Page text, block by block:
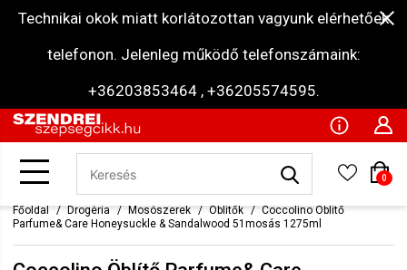
Technikai okok miatt korlátozottan vagyunk elérhetőek
telefonon. Jelenleg működő telefonszámaink:
+36203853464 , +36205574595.
0
Főoldal Drogéria Mosószerek Öblítők
Coccolino Öblítő
Parfume& Care Honeysuckle & Sandalwood 51mosás 1275ml